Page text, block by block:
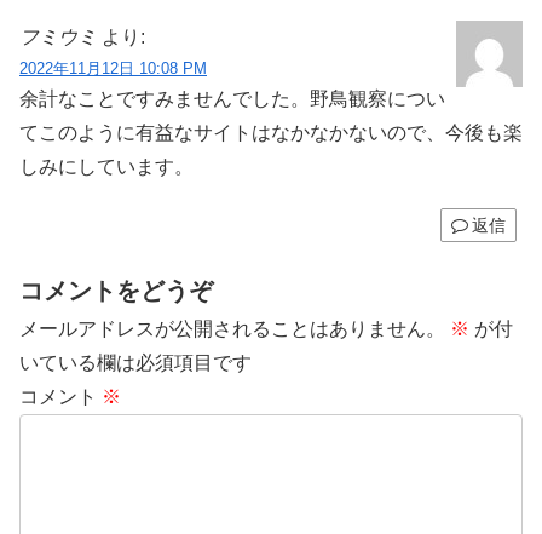
フミウミ より:
2022年11月12日 10:08 PM
余計なことですみませんでした。野鳥観察につい
てこのように有益なサイトはなかなかないので、今後も楽
しみにしています。
返信
コメントをどうぞ
メールアドレスが公開されることはありません。 ※ が付
いている欄は必須項目です
コメント ※